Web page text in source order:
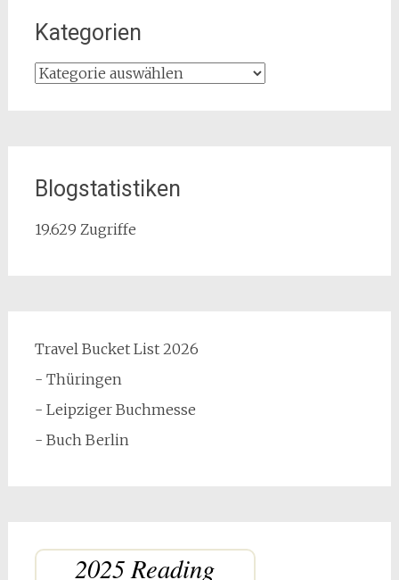
Kategorien
Kategorien
Blogstatistiken
19.629 Zugriffe
Travel Bucket List 2026
- Thüringen
- Leipziger Buchmesse
- Buch Berlin
2025 Reading